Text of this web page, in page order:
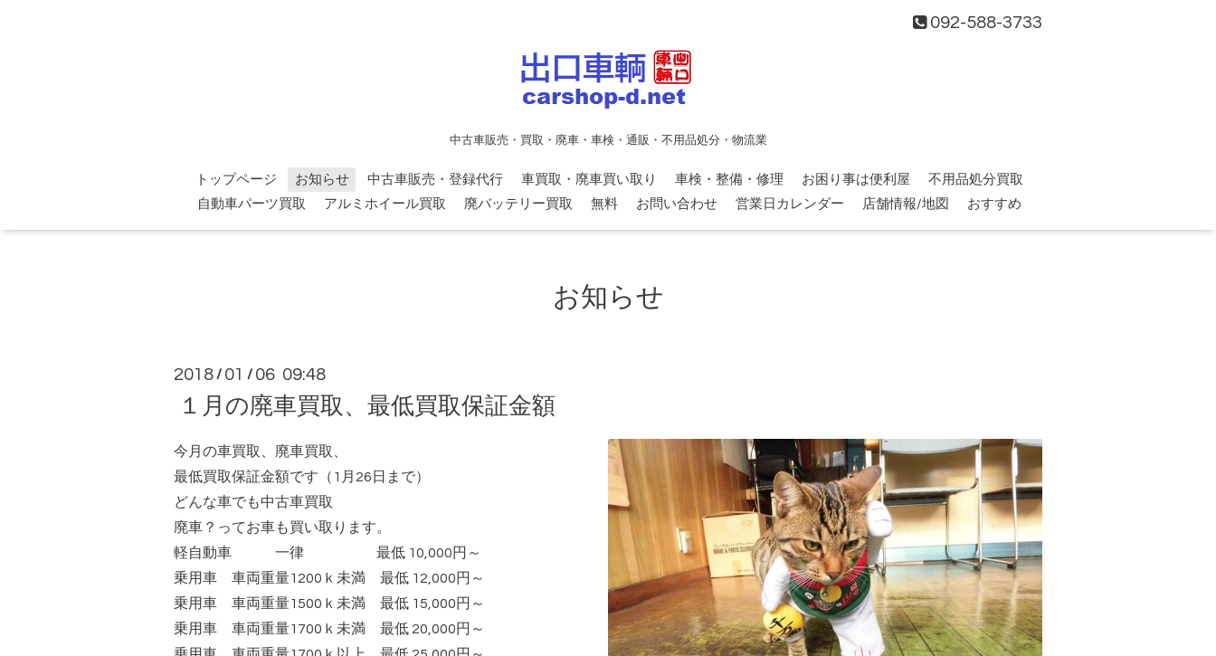
092-588-3733
中古車販売・買取・廃車・車検・通販・不用品処分・物流業
トップページ お知らせ 中古車販売・登録代行 車買取・廃車買い取り 車検・整備・修理 お困り事は便利屋
不用品処分買取
自動車パーツ買取
アルミホイール買取 廃バッテリー買取 無料 お問い合わせ 営業日カレンダー 店舗情報/地図 おすすめ
お知らせ
2018 / 01 / 06 09:48
１月の廃車買取、最低買取保証金額
今月の車買取、廃車買取、
最低買取保証金額です（1月26日まで）
どんな車でも中古車買取
廃車？ってお車も買い取ります。
軽自動車 一律 最低 10,000円～
乗用車 車両重量1200ｋ未満 最低 12,000円～
乗用車 車両重量1500ｋ未満 最低 15,000円～
乗用車 車両重量1700ｋ未満 最低 20,000円～